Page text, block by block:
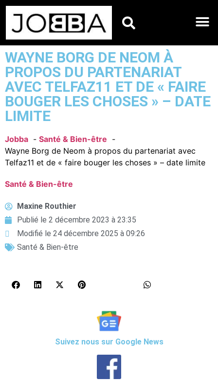
WAYNE BORG DE NEOM À
PROPOS DU PARTENARIAT
AVEC TELFAZ11 ET DE « FAIRE
BOUGER LES CHOSES » – DATE
LIMITE
Jobba
Santé & Bien-être
Wayne Borg de Neom à propos du partenariat avec
Telfaz11 et de « faire bouger les choses » – date limite
Santé & Bien-être
Maxine Routhier
Publié le 2 décembre 2023 à 23:35
Modifié le 24 décembre 2025 à 09:26
Santé & Bien-être
Suivez nous sur Google News